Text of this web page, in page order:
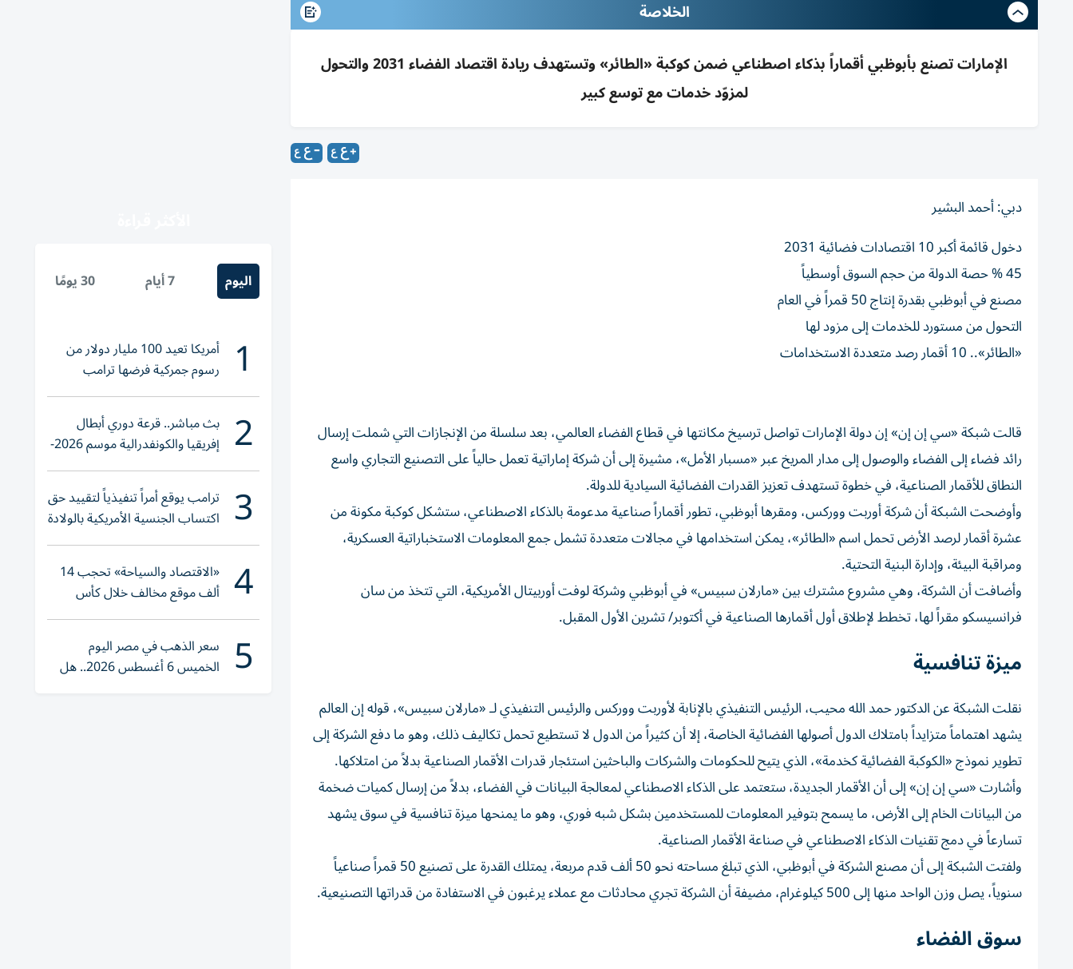
الخلاصة
الإمارات تصنع بأبوظبي أقماراً بذكاء اصطناعي ضمن كوكبة «الطائر» وتستهدف ريادة اقتصاد الفضاء 2031 والتحول
لمزوّد خدمات مع توسع كبير
دبي: أحمد البشير
دخول قائمة أكبر 10 اقتصادات فضائية 2031
45 % حصة الدولة من حجم السوق أوسطياً
مصنع في أبوظبي بقدرة إنتاج 50 قمراً في العام
التحول من مستورد للخدمات إلى مزود لها
«الطائر».. 10 أقمار رصد متعددة الاستخدامات
قالت شبكة «سي إن إن» إن دولة الإمارات تواصل ترسيخ مكانتها في قطاع الفضاء العالمي، بعد سلسلة من الإنجازات التي شملت إرسال
رائد فضاء إلى الفضاء والوصول إلى مدار المريخ عبر «مسبار الأمل»، مشيرة إلى أن شركة إماراتية تعمل حالياً على التصنيع التجاري واسع
النطاق للأقمار الصناعية، في خطوة تستهدف تعزيز القدرات الفضائية السيادية للدولة.
وأوضحت الشبكة أن شركة أوربت ووركس، ومقرها أبوظبي، تطور أقماراً صناعية مدعومة بالذكاء الاصطناعي، ستشكل كوكبة مكونة من
عشرة أقمار لرصد الأرض تحمل اسم «الطائر»، يمكن استخدامها في مجالات متعددة تشمل جمع المعلومات الاستخباراتية العسكرية،
ومراقبة البيئة، وإدارة البنية التحتية.
وأضافت أن الشركة، وهي مشروع مشترك بين «مارلان سبيس» في أبوظبي وشركة لوفت أوربيتال الأمريكية، التي تتخذ من سان
فرانسيسكو مقراً لها، تخطط لإطلاق أول أقمارها الصناعية في أكتوبر/ تشرين الأول المقبل.
ميزة تنافسية
نقلت الشبكة عن الدكتور حمد الله محيب، الرئيس التنفيذي بالإنابة لأوربت ووركس والرئيس التنفيذي لـ «مارلان سبيس»، قوله إن العالم
يشهد اهتماماً متزايداً بامتلاك الدول أصولها الفضائية الخاصة، إلا أن كثيراً من الدول لا تستطيع تحمل تكاليف ذلك، وهو ما دفع الشركة إلى
تطوير نموذج «الكوكبة الفضائية كخدمة»، الذي يتيح للحكومات والشركات والباحثين استئجار قدرات الأقمار الصناعية بدلاً من امتلاكها.
وأشارت «سي إن إن» إلى أن الأقمار الجديدة، ستعتمد على الذكاء الاصطناعي لمعالجة البيانات في الفضاء، بدلاً من إرسال كميات ضخمة
من البيانات الخام إلى الأرض، ما يسمح بتوفير المعلومات للمستخدمين بشكل شبه فوري، وهو ما يمنحها ميزة تنافسية في سوق يشهد
تسارعاً في دمج تقنيات الذكاء الاصطناعي في صناعة الأقمار الصناعية.
ولفتت الشبكة إلى أن مصنع الشركة في أبوظبي، الذي تبلغ مساحته نحو 50 ألف قدم مربعة، يمتلك القدرة على تصنيع 50 قمراً صناعياً
سنوياً، يصل وزن الواحد منها إلى 500 كيلوغرام، مضيفة أن الشركة تجري محادثات مع عملاء يرغبون في الاستفادة من قدراتها التصنيعية.
سوق الفضاء
اليوم 7 أيام 30 يومًا
1 أمريكا تعيد 100 مليار دولار من
رسوم جمركية فرضها ترامب
2 بث مباشر.. قرعة دوري أبطال
إفريقيا والكونفدرالية موسم 2026-
2027
3 ترامب يوقع أمراً تنفيذياً لتقييد حق
اكتساب الجنسية الأمريكية بالولادة
4 «الاقتصاد والسياحة» تحجب 14
ألف موقع مخالف خلال كأس
العالم 2026
5 سعر الذهب في مصر اليوم
الخميس 6 أغسطس 2026.. هل